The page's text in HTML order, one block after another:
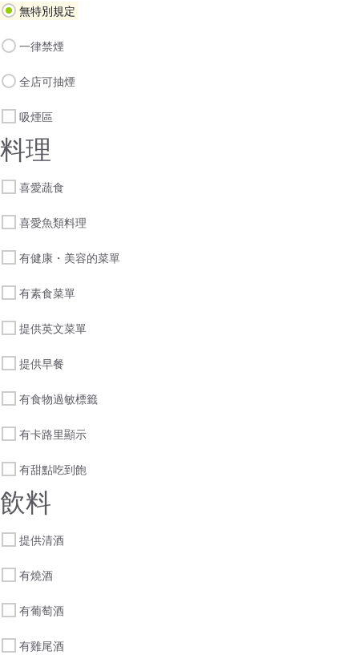
無特別規定
一律禁煙
全店可抽煙
吸煙區
料理
喜愛蔬食
喜愛魚類料理
有健康・美容的菜單
有素食菜單
提供英文菜單
提供早餐
有食物過敏標籤
有卡路里顯示
有甜點吃到飽
飲料
提供清酒
有燒酒
有葡萄酒
有雞尾酒